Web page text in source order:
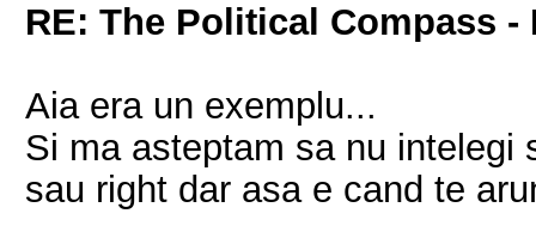
RE: The Political Compass -
Aia era un exemplu...
Si ma asteptam sa nu intelegi
sau right dar asa e cand te